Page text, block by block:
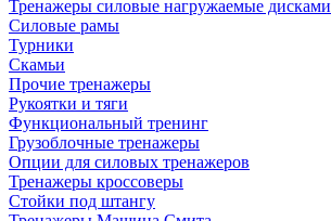
Тренажеры силовые нагружаемые дисками
Силовые рамы
Турники
Скамьи
Прочие тренажеры
Рукоятки и тяги
Функциональный тренинг
Грузоблочные тренажеры
Опции для силовых тренажеров
Тренажеры кроссоверы
Стойки под штангу